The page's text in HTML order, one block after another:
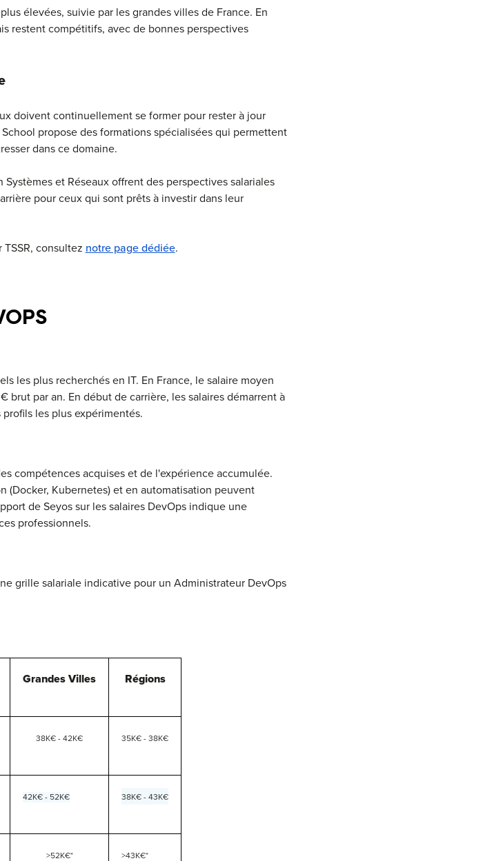
élevées, suivie par les grandes villes de France. En
restent compétitifs, avec de bonnes perspectives
doivent continuellement se former pour rester à jour
propose des formations spécialisées qui permettent
dans ce domaine.
et Réseaux offrent des perspectives salariales
pour ceux qui sont prêts à investir dans leur
consultez notre page dédiée.
les plus recherchés en IT. En France, le salaire moyen
par an. En début de carrière, les salaires démarrent à
les plus expérimentés.
compétences acquises et de l'expérience accumulée.
(Docker, Kubernetes) et en automatisation peuvent
de Seyos sur les salaires DevOps indique une
professionnels.
grille salariale indicative pour un Administrateur DevOps
Grandes Villes Régions
38K€ - 42K€ 35K€ - 38K€
42K€ - 52K€ 38K€ - 43K€
>52K€* >43K€*